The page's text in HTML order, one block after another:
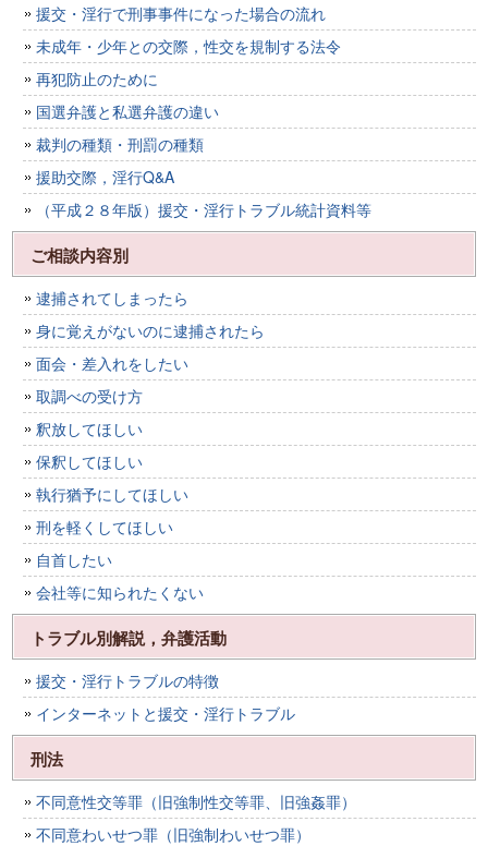
援交・淫行で刑事事件になった場合の流れ
未成年・少年との交際，性交を規制する法令
再犯防止のために
国選弁護と私選弁護の違い
裁判の種類・刑罰の種類
援助交際，淫行Q&A
（平成２８年版）援交・淫行トラブル統計資料等
ご相談内容別
逮捕されてしまったら
身に覚えがないのに逮捕されたら
面会・差入れをしたい
取調べの受け方
釈放してほしい
保釈してほしい
執行猶予にしてほしい
刑を軽くしてほしい
自首したい
会社等に知られたくない
トラブル別解説，弁護活動
援交・淫行トラブルの特徴
インターネットと援交・淫行トラブル
刑法
不同意性交等罪（旧強制性交等罪、旧強姦罪）
不同意わいせつ罪（旧強制わいせつ罪）